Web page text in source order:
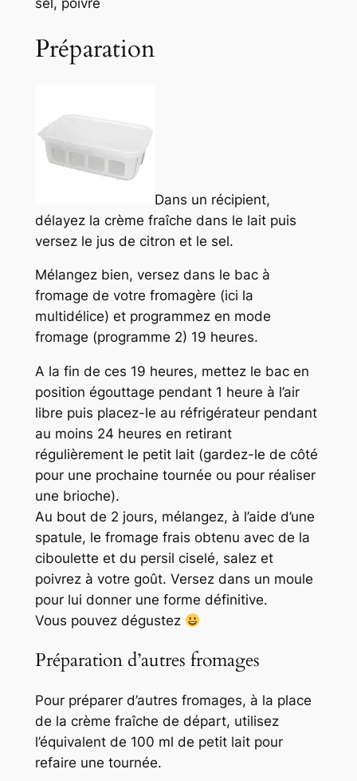
sel, poivre
Préparation
Dans un récipient,
délayez la crème fraîche dans le lait puis
versez le jus de citron et le sel.
Mélangez bien, versez dans le bac à
fromage de votre fromagère (ici la
multidélice) et programmez en mode
fromage (programme 2) 19 heures.
A la fin de ces 19 heures, mettez le bac en
position égouttage pendant 1 heure à l’air
libre puis placez-le au réfrigérateur pendant
au moins 24 heures en retirant
régulièrement le petit lait (gardez-le de côté
pour une prochaine tournée ou pour réaliser
une brioche).
Au bout de 2 jours, mélangez, à l’aide d’une
spatule, le fromage frais obtenu avec de la
ciboulette et du persil ciselé, salez et
poivrez à votre goût. Versez dans un moule
pour lui donner une forme définitive.
Vous pouvez dégustez
Préparation d’autres fromages
Pour préparer d’autres fromages, à la place
de la crème fraîche de départ, utilisez
l’équivalent de 100 ml de petit lait pour
refaire une tournée.